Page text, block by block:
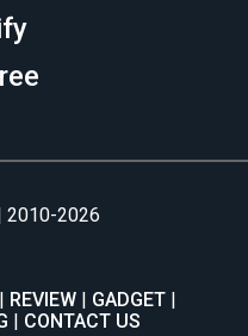
2010-2026
REVIEW
GADGET
CONTACT US